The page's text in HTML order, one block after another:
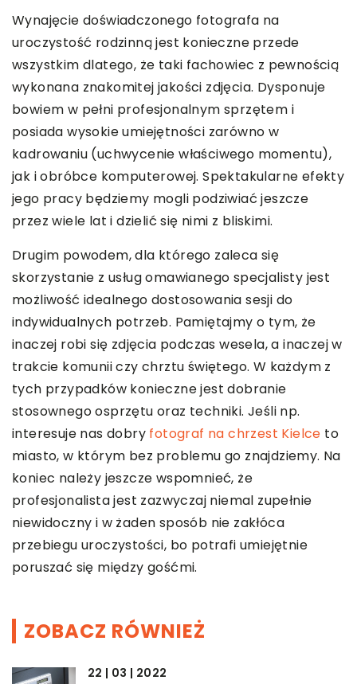
Wynajęcie doświadczonego fotografa na
uroczystość rodzinną jest konieczne przede
wszystkim dlatego, że taki fachowiec z pewnością
wykonana znakomitej jakości zdjęcia. Dysponuje
bowiem w pełni profesjonalnym sprzętem i
posiada wysokie umiejętności zarówno w
kadrowaniu (uchwycenie właściwego momentu),
jak i obróbce komputerowej. Spektakularne efekty
jego pracy będziemy mogli podziwiać jeszcze
przez wiele lat i dzielić się nimi z bliskimi.
Drugim powodem, dla którego zaleca się
skorzystanie z usług omawianego specjalisty jest
możliwość idealnego dostosowania sesji do
indywidualnych potrzeb. Pamiętajmy o tym, że
inaczej robi się zdjęcia podczas wesela, a inaczej w
trakcie komunii czy chrztu świętego. W każdym z
tych przypadków konieczne jest dobranie
stosownego osprzętu oraz techniki. Jeśli np.
interesuje nas dobry fotograf na chrzest Kielce to
miasto, w którym bez problemu go znajdziemy. Na
koniec należy jeszcze wspomnieć, że
profesjonalista jest zazwyczaj niemal zupełnie
niewidoczny i w żaden sposób nie zakłóca
przebiegu uroczystości, bo potrafi umiejętnie
poruszać się między gośćmi.
ZOBACZ RÓWNIEŻ
22 | 03 | 2022